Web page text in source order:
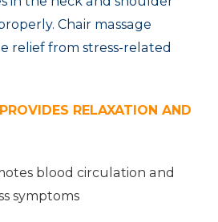
Chair massage
relief from stress-related
PROVIDES RELAXATION AND
blood circulation and
symptoms